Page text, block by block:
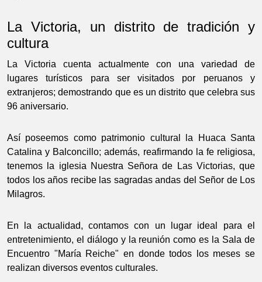
La Victoria, un distrito de tradición y
cultura
La Victoria cuenta actualmente con una variedad de
lugares turísticos para ser visitados por peruanos y
extranjeros; demostrando que es un distrito que celebra sus
96 aniversario.
Así poseemos como patrimonio cultural la Huaca Santa
Catalina y Balconcillo; además, reafirmando la fe religiosa,
tenemos la iglesia Nuestra Señora de Las Victorias, que
todos los años recibe las sagradas andas del Señor de Los
Milagros.
En la actualidad, contamos con un lugar ideal para el
entretenimiento, el diálogo y la reunión como es la Sala de
Encuentro "María Reiche" en donde todos los meses se
realizan diversos eventos culturales.